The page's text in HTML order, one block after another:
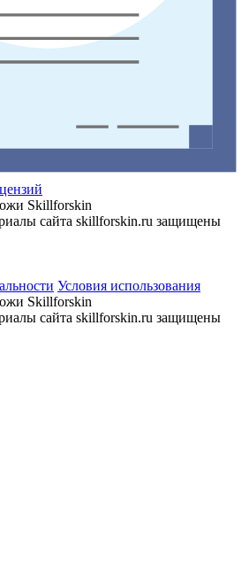
Skillforskin
сайта skillforskin.ru защищены
Условия использования
Skillforskin
сайта skillforskin.ru защищены